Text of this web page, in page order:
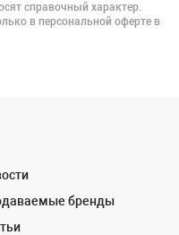
справочный характер.
в персональной оферте в
бренды